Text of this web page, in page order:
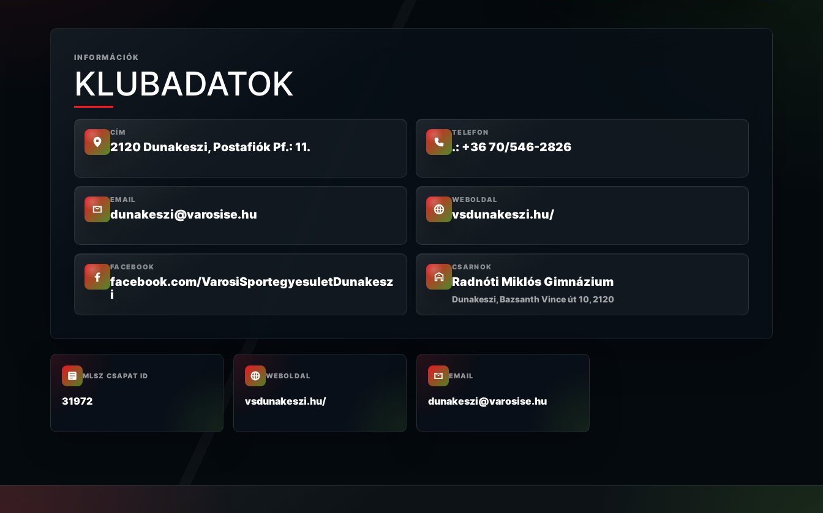
INFORMÁCIÓK
KLUBADATOK
CÍM
2120 Dunakeszi, Postafiók Pf.: 11.
TELEFON
.: +36 70/546-2826
EMAIL
dunakeszi@varosise.hu
WEBOLDAL
vsdunakeszi.hu/
FACEBOOK
facebook.com/VarosiSportegyesuletDunakesz
i
CSARNOK
Radnóti Miklós Gimnázium
Dunakeszi, Bazsanth Vince út 10, 2120
MLSZ CSAPAT ID
31972
WEBOLDAL
vsdunakeszi.hu/
EMAIL
dunakeszi@varosise.hu